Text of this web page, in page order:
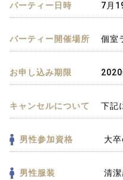
パーティー日時 7月
パーティー開催場所 個室
お申し込み期限
キャンセルについて 下記
男性参加資格 大
男性服装 清